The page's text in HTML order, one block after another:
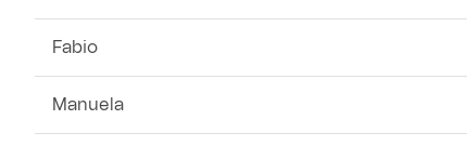
Fabio
Manuela